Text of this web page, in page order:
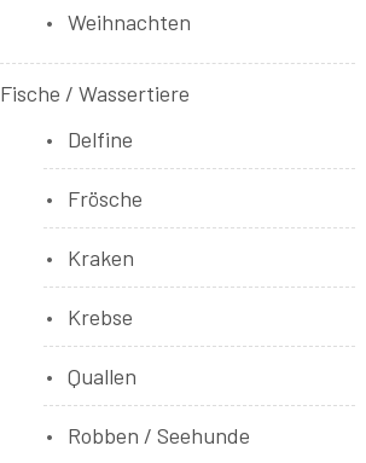
Weihnachten
Fische / Wassertiere
Delfine
Frösche
Kraken
Krebse
Quallen
Robben / Seehunde